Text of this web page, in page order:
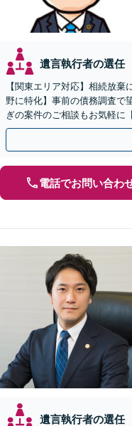
遺言執行者の選任
【関東エリア対応】相続放
野に特化】事前の債務調査で
ぎの案件のご相談もお気軽に
利用可】【休日電話相談可能
電話でお問い合わ
遺言執行者の選任